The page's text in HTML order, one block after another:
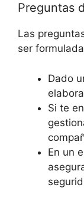
Preguntas
Las
ser
Dado
Si te
En un